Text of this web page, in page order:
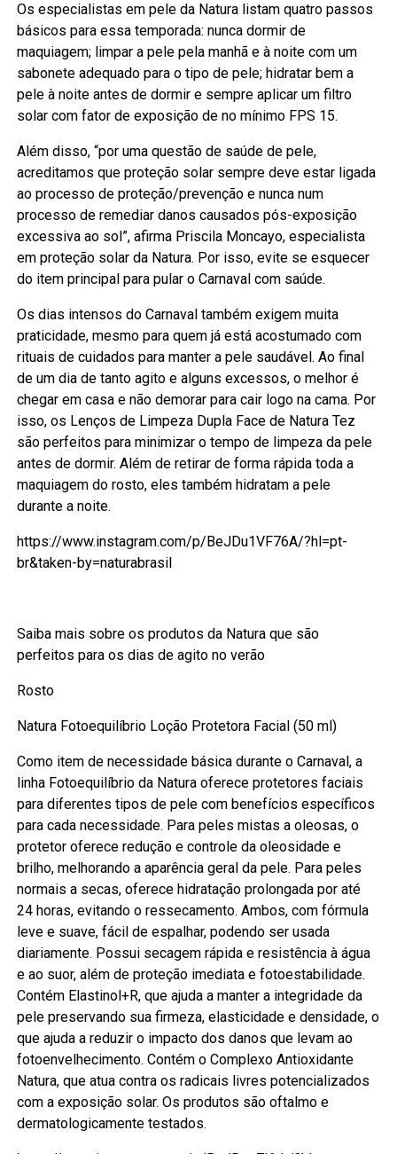
Os especialistas em pele da Natura listam quatro passos
básicos para essa temporada: nunca dormir de
maquiagem; limpar a pele pela manhã e à noite com um
sabonete adequado para o tipo de pele; hidratar bem a
pele à noite antes de dormir e sempre aplicar um filtro
solar com fator de exposição de no mínimo FPS 15.
Além disso, “por uma questão de saúde de pele,
acreditamos que proteção solar sempre deve estar ligada
ao processo de proteção/prevenção e nunca num
processo de remediar danos causados pós-exposição
excessiva ao sol”, afirma Priscila Moncayo, especialista
em proteção solar da Natura. Por isso, evite se esquecer
do item principal para pular o Carnaval com saúde.
Os dias intensos do Carnaval também exigem muita
praticidade, mesmo para quem já está acostumado com
rituais de cuidados para manter a pele saudável. Ao final
de um dia de tanto agito e alguns excessos, o melhor é
chegar em casa e não demorar para cair logo na cama. Por
isso, os Lenços de Limpeza Dupla Face de Natura Tez
são perfeitos para minimizar o tempo de limpeza da pele
antes de dormir. Além de retirar de forma rápida toda a
maquiagem do rosto, eles também hidratam a pele
durante a noite.
https://www.instagram.com/p/BeJDu1VF76A/?hl=pt-
br&taken-by=naturabrasil
Saiba mais sobre os produtos da Natura que são
perfeitos para os dias de agito no verão
Rosto
Natura Fotoequilíbrio Loção Protetora Facial (50 ml)
Como item de necessidade básica durante o Carnaval, a
linha Fotoequilíbrio da Natura oferece protetores faciais
para diferentes tipos de pele com benefícios específicos
para cada necessidade. Para peles mistas a oleosas, o
protetor oferece redução e controle da oleosidade e
brilho, melhorando a aparência geral da pele. Para peles
normais a secas, oferece hidratação prolongada por até
24 horas, evitando o ressecamento. Ambos, com fórmula
leve e suave, fácil de espalhar, podendo ser usada
diariamente. Possui secagem rápida e resistência à água
e ao suor, além de proteção imediata e fotoestabilidade.
Contém Elastinol+R, que ajuda a manter a integridade da
pele preservando sua firmeza, elasticidade e densidade, o
que ajuda a reduzir o impacto dos danos que levam ao
fotoenvelhecimento. Contém o Complexo Antioxidante
Natura, que atua contra os radicais livres potencializados
com a exposição solar. Os produtos são oftalmo e
dermatologicamente testados.